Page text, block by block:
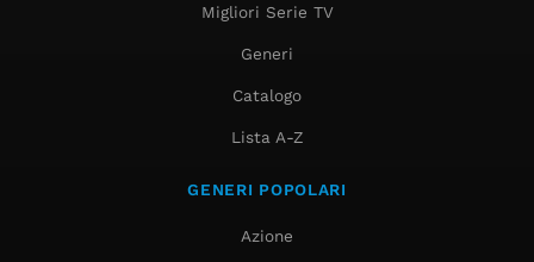
Migliori Serie TV
Generi
Catalogo
Lista A-Z
GENERI POPOLARI
Azione